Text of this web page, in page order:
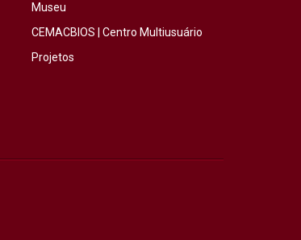
Museu
CEMACBIOS | Centro Multiusuário
Projetos